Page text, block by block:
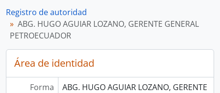
Registro de autoridad
ABG. HUGO AGUIAR LOZANO, GERENTE GENERAL
PETROECUADOR
Área de identidad
Forma
ABG. HUGO AGUIAR LOZANO, GERENTE